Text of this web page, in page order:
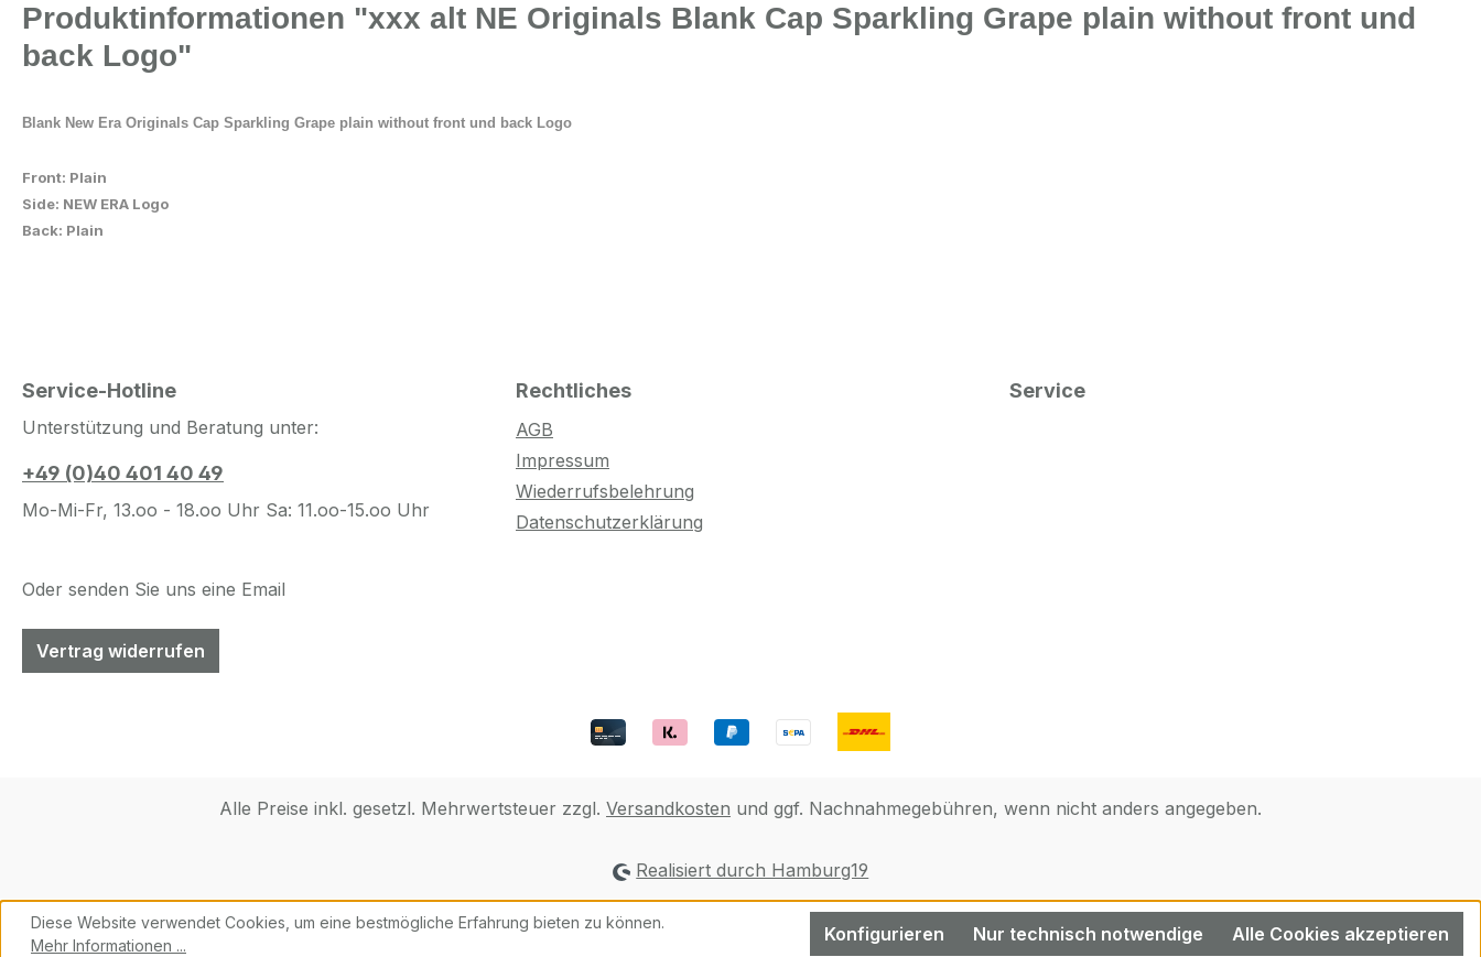
Produktinformationen "xxx alt NE Originals Blank Cap Sparkling Grape plain without front und
back Logo"
Blank New Era Originals Cap Sparkling Grape plain without front und back Logo
Front: Plain
Side: NEW ERA Logo
Back: Plain
Service-Hotline
Unterstützung und Beratung unter:
+49 (0)40 401 40 49
Mo-Mi-Fr, 13.oo - 18.oo Uhr Sa: 11.oo-15.oo Uhr
Oder senden Sie uns eine Email
Vertrag widerrufen
Rechtliches
AGB
Impressum
Wiederrufsbelehrung
Datenschutzerklärung
Service
Alle Preise inkl. gesetzl. Mehrwertsteuer zzgl. Versandkosten und ggf. Nachnahmegebühren, wenn nicht anders angegeben.
Realisiert durch Hamburg19
Diese Website verwendet Cookies, um eine bestmögliche Erfahrung bieten zu können.
Mehr Informationen ...
Nur technisch notwendige
Konfigurieren Alle Cookies akzeptieren